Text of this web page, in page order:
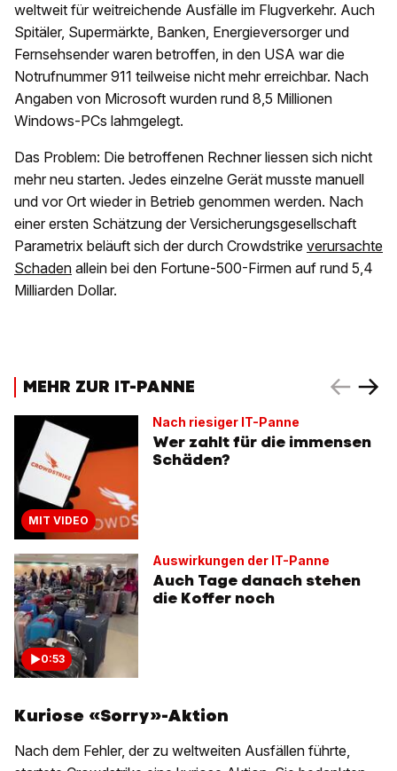
weltweit für weitreichende Ausfälle im Flugverkehr. Auch
Spitäler, Supermärkte, Banken, Energieversorger und
Fernsehsender waren betroffen, in den USA war die
Notrufnummer 911 teilweise nicht mehr erreichbar. Nach
Angaben von Microsoft wurden rund 8,5 Millionen
Windows-PCs lahmgelegt.
Das Problem: Die betroffenen Rechner liessen sich nicht
mehr neu starten. Jedes einzelne Gerät musste manuell
und vor Ort wieder in Betrieb genommen werden. Nach
einer ersten Schätzung der Versicherungsgesellschaft
Parametrix beläuft sich der durch Crowdstrike verursachte
Schaden allein bei den Fortune-500-Firmen auf rund 5,4
Milliarden Dollar.
MEHR ZUR IT-PANNE
MIT VIDEO
Nach riesiger IT-Panne
Wer zahlt für die immensen
Schäden?
0:53
Auswirkungen der IT-Panne
Auch Tage danach stehen
die Koffer noch
Kuriose «Sorry»-Aktion
Nach dem Fehler, der zu weltweiten Ausfällen führte,